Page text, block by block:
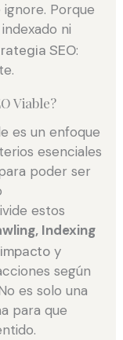
Porque
ni
SEO:
Viable?
es un enfoque
esenciales
poder ser
estos
Indexing
y
según
es solo una
para que